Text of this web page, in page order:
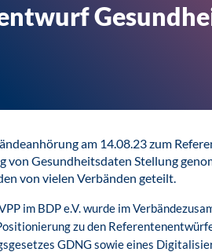
am 14.08.23 zum
von Gesundheitsdaten Stellung
von vielen Verbänden geteilt.
im BDP e.V. wurde im
zu den
GDNG sowie eines